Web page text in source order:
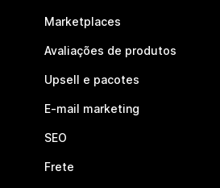
Marketplaces
Avaliações de produtos
Upsell e pacotes
E-mail marketing
SEO
Frete